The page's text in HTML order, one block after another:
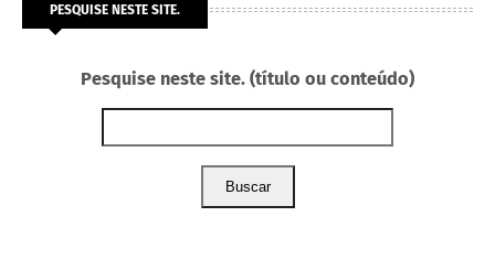
PESQUISE NESTE SITE.
Pesquise neste site. (título ou conteúdo)
Buscar